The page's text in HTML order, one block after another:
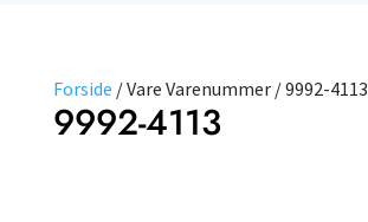
Forside / Vare Varenummer / 9992-4113
9992-4113